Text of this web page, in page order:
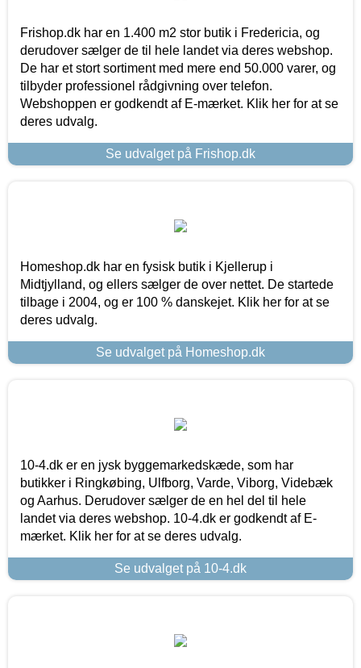
Frishop.dk har en 1.400 m2 stor butik i Fredericia, og
derudover sælger de til hele landet via deres webshop.
De har et stort sortiment med mere end 50.000 varer, og
tilbyder professionel rådgivning over telefon.
Webshoppen er godkendt af E-mærket. Klik her for at se
deres udvalg.
Se udvalget på Frishop.dk
Homeshop.dk har en fysisk butik i Kjellerup i
Midtjylland, og ellers sælger de over nettet. De startede
tilbage i 2004, og er 100 % danskejet. Klik her for at se
deres udvalg.
Se udvalget på Homeshop.dk
10-4.dk er en jysk byggemarkedskæde, som har
butikker i Ringkøbing, Ulfborg, Varde, Viborg, Videbæk
og Aarhus. Derudover sælger de en hel del til hele
landet via deres webshop. 10-4.dk er godkendt af E-
mærket. Klik her for at se deres udvalg.
Se udvalget på 10-4.dk